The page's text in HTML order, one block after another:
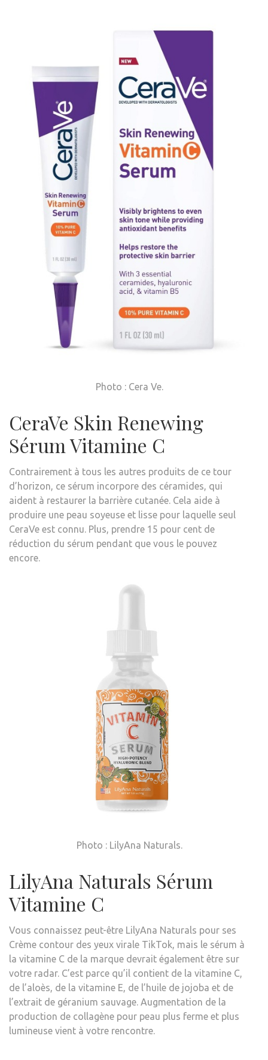
Photo : Cera Ve.
CeraVe Skin Renewing
Sérum Vitamine C
Contrairement à tous les autres produits de ce tour
d’horizon, ce sérum incorpore des céramides, qui
aident à restaurer la barrière cutanée. Cela aide à
produire une peau soyeuse et lisse pour laquelle seul
CeraVe est connu. Plus, prendre 15 pour cent de
réduction du sérum pendant que vous le pouvez
encore.
Photo : LilyAna Naturals.
LilyAna Naturals Sérum
Vitamine C
Vous connaissez peut-être LilyAna Naturals pour ses
Crème contour des yeux virale TikTok, mais le sérum à
la vitamine C de la marque devrait également être sur
votre radar. C’est parce qu’il contient de la vitamine C,
de l’aloès, de la vitamine E, de l’huile de jojoba et de
l’extrait de géranium sauvage. Augmentation de la
production de collagène pour peau plus ferme et plus
lumineuse vient à votre rencontre.